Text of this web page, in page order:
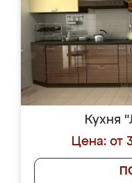
Кухня
Цена: от